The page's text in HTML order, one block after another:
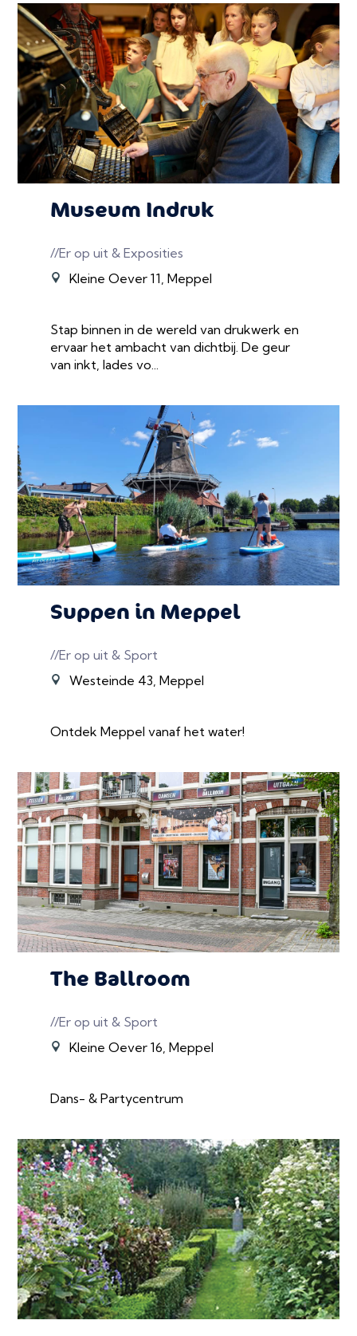
Museum Indruk
//Er op uit & Exposities
Kleine Oever 11, Meppel
Stap binnen in de wereld van drukwerk en
ervaar het ambacht van dichtbij. De geur
van inkt, lades vo...
Suppen in Meppel
//Er op uit & Sport
Westeinde 43, Meppel
Ontdek Meppel vanaf het water!
The Ballroom
//Er op uit & Sport
Kleine Oever 16, Meppel
Dans- & Partycentrum